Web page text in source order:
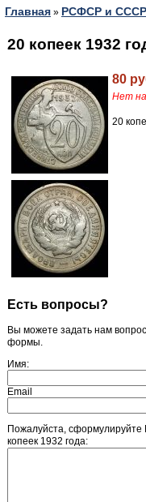
Главная » РСФСР и СССР
20 копеек 1932
80
Нет
20
Есть вопросы?
Вы можете задать нам
формы.
Имя:
Email
Пожалуйста,
копеек 1932 года: